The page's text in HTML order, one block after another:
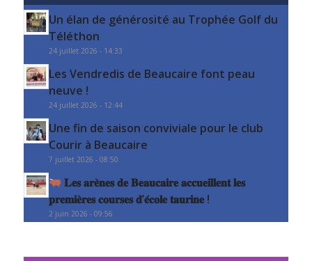
Un élan de générosité au Trophée Golf du
Téléthon
24 juillet 2026 - 14:33
Les Vendredis de Beaucaire font peau
neuve !
24 juillet 2026 - 12:44
Une fin de saison conviviale pour le club
Courir à Beaucaire
7 juillet 2026 - 08:50
𝐋𝐞𝐬 𝐚𝐫𝐞̀𝐧𝐞𝐬 𝐝𝐞 𝐁𝐞𝐚𝐮𝐜𝐚𝐢𝐫𝐞 𝐚𝐜𝐜𝐮𝐞𝐢𝐥𝐥𝐞𝐧𝐭 𝐥𝐞𝐬
𝐩𝐫𝐞𝐦𝐢𝐞̀𝐫𝐞𝐬 𝐜𝐨𝐮𝐫𝐬𝐞𝐬 𝐝’𝐞́𝐜𝐨𝐥𝐞 𝐭𝐚𝐮𝐫𝐢𝐧𝐞 !
2 juin 2026 - 09:56